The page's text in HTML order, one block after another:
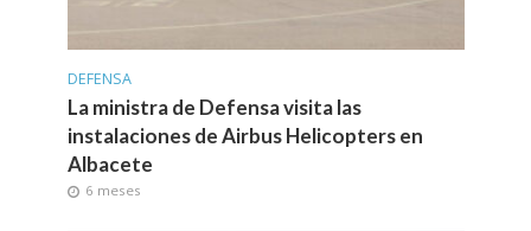
DEFENSA
La ministra de Defensa visita las
instalaciones de Airbus Helicopters en
Albacete
6 meses